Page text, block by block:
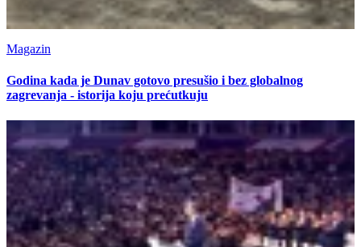
Magazin
Godina kada je Dunav gotovo presušio i bez globalnog
zagrevanja - istorija koju prećutkuju